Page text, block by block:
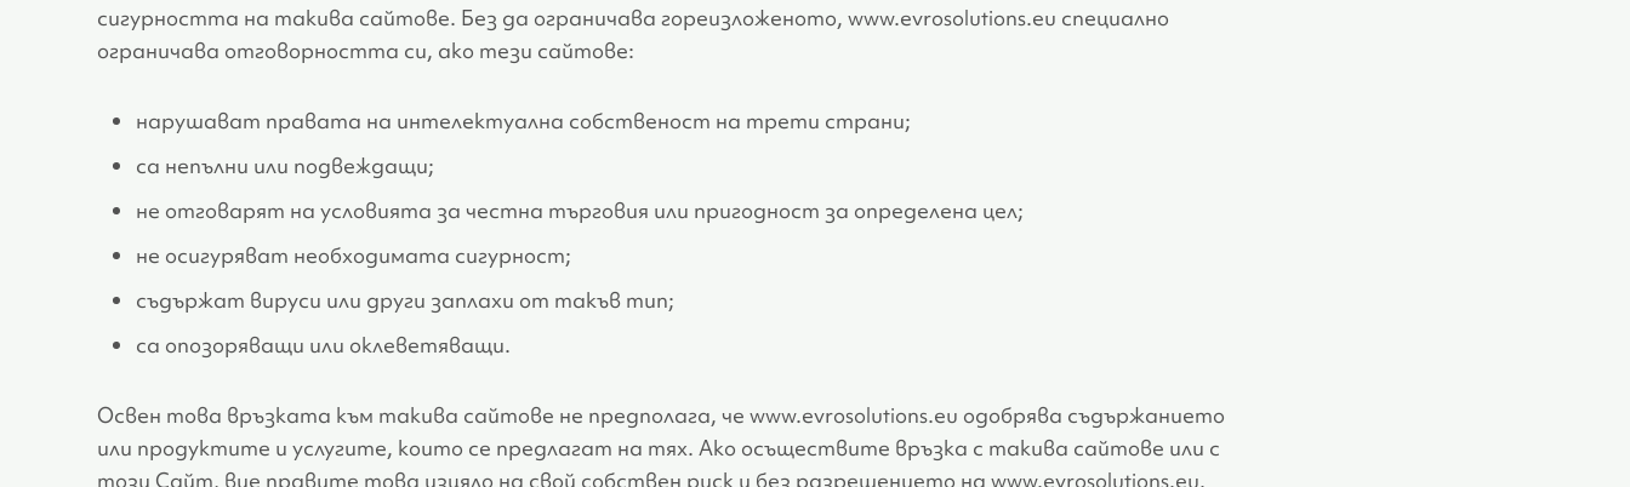
сигурността на такива сайтове. Без да ограничава гореизложеното, www.evrosolutions.eu специално
ограничава отговорността си, ако тези сайтове:
нарушават правата на интелектуална собственост на трети страни;
са непълни или подвеждащи;
не отговарят на условията за честна търговия или пригодност за определена цел;
не осигуряват необходимата сигурност;
съдържат вируси или други заплахи от такъв тип;
са опозоряващи или оклеветяващи.
Освен това връзката към такива сайтове не предполага, че www.evrosolutions.eu одобрява съдържанието
или продуктите и услугите, които се предлагат на тях. Ако осъществите връзка с такива сайтове или с
този Сайт, вие правите това изцяло на свой собствен риск и без разрешението на www.evrosolutions.eu.